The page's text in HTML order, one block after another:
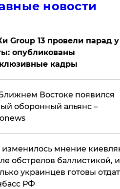
новости
Group 13 провели парад у
опубликованы
кадры
Востоке появился
оборонный альянс –
изменилось мнение
обстрелов баллистикой, и
украинцев готовы
РФ